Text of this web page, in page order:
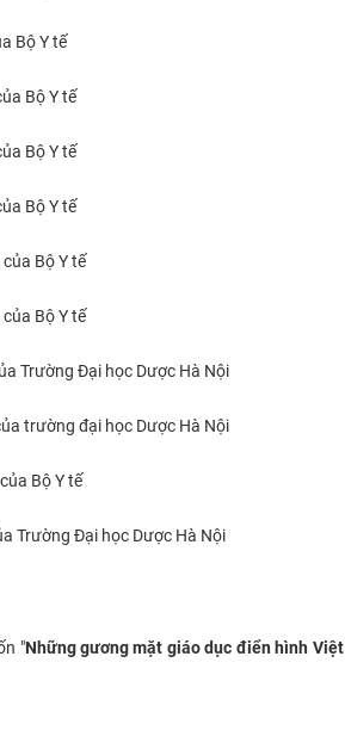
Bộ Y tế
Bộ Y tế
Bộ Y tế
Bộ Y tế
Bộ Y tế
Bộ Y tế
Trường Đại học Dược Hà Nội​
trường đại học Dược Hà Nội​
Bộ Y tế
Trường Đại học Dược Hà Nội​
"Những gương mặt giáo dục điển hình Việt